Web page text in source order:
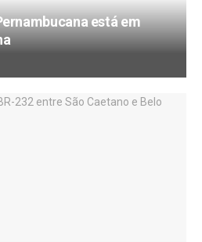
está em